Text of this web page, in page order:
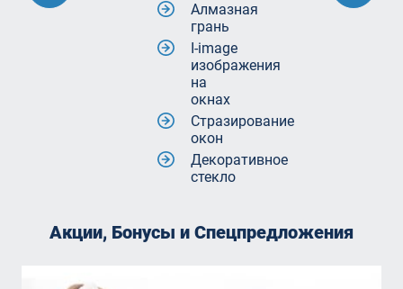
Алмазная
грань
I-image
изображения
на
окнах
Стразирование
окон
Декоративное
стекло
Акции, Бонусы и Спецпредложения